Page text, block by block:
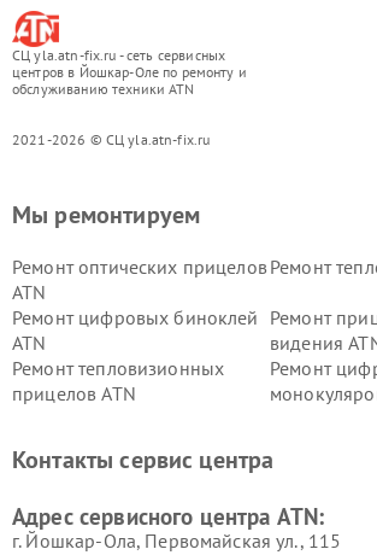
СЦ yla.atn-fix.ru - сеть сервисных
центров в Йошкар-Оле по ремонту и
обслуживанию техники ATN
2021-2026 © СЦ yla.atn-fix.ru
Мы ремонтируем
Ремонт оптических прицелов
ATN
Ремонт
Ремонт цифровых биноклей
ATN
Ремонт
видения
Ремонт тепловизионных
прицелов ATN
Ремонт
Контакты сервис центра
Адрес сервисного центра ATN:
г. Йошкар-Ола, Первомайская ул., 115